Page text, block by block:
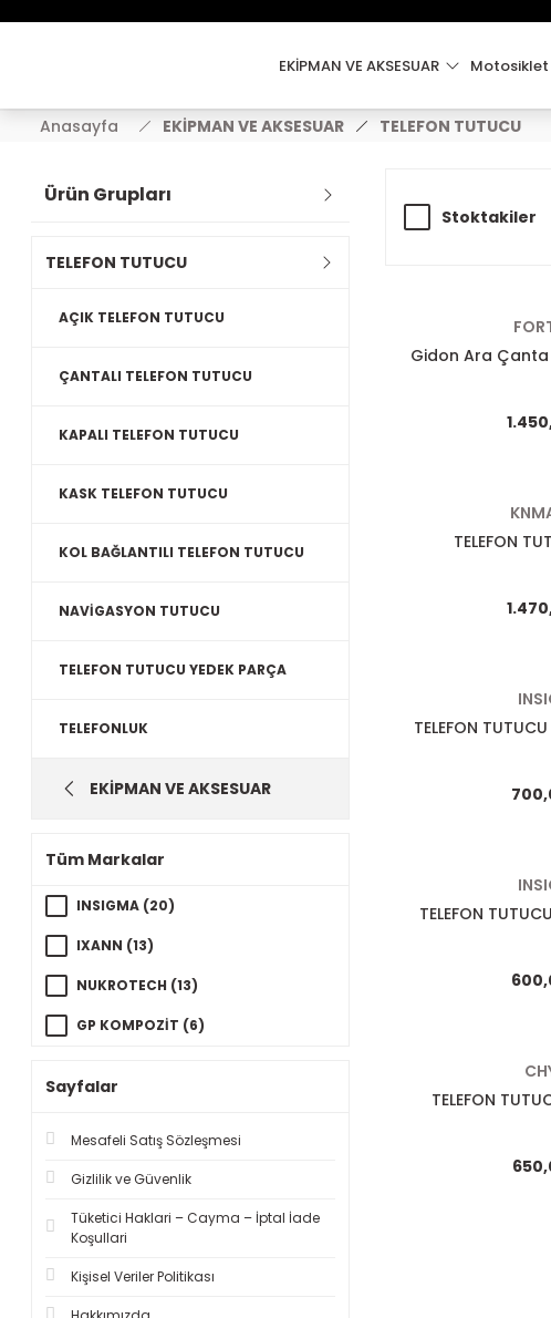
EKİPMAN VE AKSESUAR Motosiklet
Anasayfa EKİPMAN VE AKSESUAR TELEFON TUTUCU
Ürün Grupları
TELEFON TUTUCU
AÇIK TELEFON TUTUCU
ÇANTALI TELEFON TUTUCU
KAPALI TELEFON TUTUCU
KASK TELEFON TUTUCU
KOL BAĞLANTILI TELEFON TUTUCU
NAVİGASYON TUTUCU
TELEFON TUTUCU YEDEK PARÇA
TELEFONLUK
EKİPMAN VE AKSESUAR
Tüm Markalar
INSIGMA (20)
IXANN (13)
NUKROTECH (13)
GP KOMPOZİT (6)
CHYBO (2)
WINDTECH (2)
FORTE GT (1)
Sayfalar
Mesafeli Satış Sözleşmesi
Gizlilik ve Güvenlik
Tüketici Haklari – Cayma – İptal İade
Koşullari
Kişisel Veriler Politikası
Stoktakiler
Gidon Ara
TELEFON
TELEFON
TELEFON
TELEFON